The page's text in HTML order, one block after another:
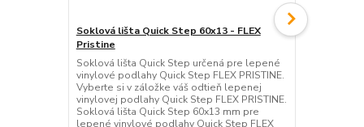
Soklová lišta Quick Step 60x13 - FLEX
Pristine
Soklová lišta Quick Step určená pre lepené
vinylové podlahy Quick Step FLEX PRISTINE.
Vyberte si v záložke váš odtieň lepenej
vinylovej podlahy Quick Step FLEX PRISTINE.
Soklová lišta Quick Step 60x13 mm pre
lepené vinylové podlahy Quick Step FLEX
Sadrová